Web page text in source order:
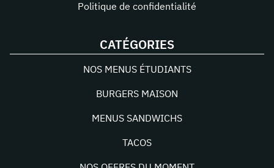
Politique de confidentialité
CATÉGORIES
NOS MENUS ÉTUDIANTS
BURGERS MAISON
MENUS SANDWICHS
TACOS